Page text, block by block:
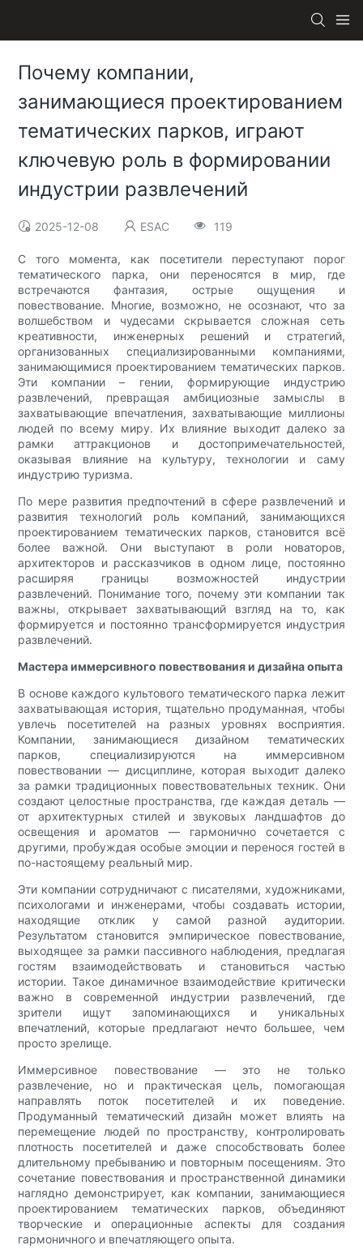
Почему компании,
занимающиеся проектированием
тематических парков, играют
ключевую роль в формировании
индустрии развлечений
2025-12-08 ESAC 119
С того момента, как посетители переступают порог
тематического парка, они переносятся в мир, где
встречаются фантазия, острые ощущения и
повествование. Многие, возможно, не осознают, что за
волшебством и чудесами скрывается сложная сеть
креативности, инженерных решений и стратегий,
организованных специализированными компаниями,
занимающимися проектированием тематических парков.
Эти компании – гении, формирующие индустрию
развлечений, превращая амбициозные замыслы в
захватывающие впечатления, захватывающие миллионы
людей по всему миру. Их влияние выходит далеко за
рамки аттракционов и достопримечательностей,
оказывая влияние на культуру, технологии и саму
индустрию туризма.
По мере развития предпочтений в сфере развлечений и
развития технологий роль компаний, занимающихся
проектированием тематических парков, становится всё
более важной. Они выступают в роли новаторов,
архитекторов и рассказчиков в одном лице, постоянно
расширяя границы возможностей индустрии
развлечений. Понимание того, почему эти компании так
важны, открывает захватывающий взгляд на то, как
формируется и постоянно трансформируется индустрия
развлечений.
Мастера иммерсивного повествования и дизайна опыта
В основе каждого культового тематического парка лежит
захватывающая история, тщательно продуманная, чтобы
увлечь посетителей на разных уровнях восприятия.
Компании, занимающиеся дизайном тематических
парков, специализируются на иммерсивном
повествовании — дисциплине, которая выходит далеко
за рамки традиционных повествовательных техник. Они
создают целостные пространства, где каждая деталь —
от архитектурных стилей и звуковых ландшафтов до
освещения и ароматов — гармонично сочетается с
другими, пробуждая особые эмоции и перенося гостей в
по-настоящему реальный мир.
Эти компании сотрудничают с писателями, художниками,
психологами и инженерами, чтобы создавать истории,
находящие отклик у самой разной аудитории.
Результатом становится эмпирическое повествование,
выходящее за рамки пассивного наблюдения, предлагая
гостям взаимодействовать и становиться частью
истории. Такое динамичное взаимодействие критически
важно в современной индустрии развлечений, где
зрители ищут запоминающихся и уникальных
впечатлений, которые предлагают нечто большее, чем
просто зрелище.
Иммерсивное повествование — это не только
развлечение, но и практическая цель, помогающая
направлять поток посетителей и их поведение.
Продуманный тематический дизайн может влиять на
перемещение людей по пространству, контролировать
плотность посетителей и даже способствовать более
длительному пребыванию и повторным посещениям. Это
сочетание повествования и пространственной динамики
наглядно демонстрирует, как компании, занимающиеся
проектированием тематических парков, объединяют
творческие и операционные аспекты для создания
гармоничного и впечатляющего опыта.